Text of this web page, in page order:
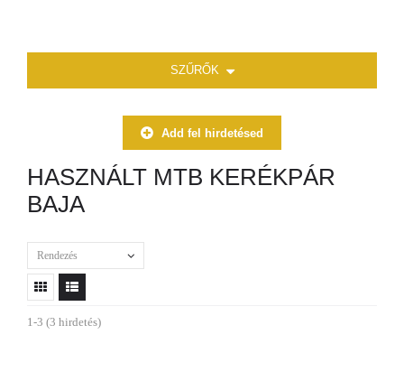
SZŰRŐK
Add fel hirdetésed
HASZNÁLT MTB KERÉKPÁR
BAJA
Rendezés
1-3 (3 hirdetés)